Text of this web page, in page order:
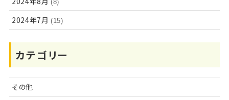
(8)
2024年7月 (15)
カテゴリー
その他